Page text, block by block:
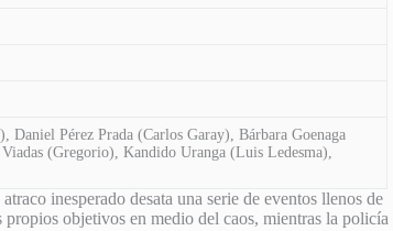
Pérez Prada (Carlos Garay), Bárbara Goenaga
(Gregorio), Kandido Uranga (Luis Ledesma),
inesperado desata una serie de eventos llenos de
objetivos en medio del caos, mientras la policía